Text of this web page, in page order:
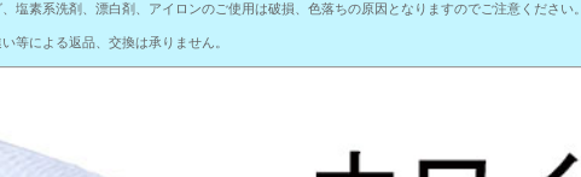
塩素系洗剤、漂白剤、アイロンのご使用は破損、色落ちの原因となりますのでご注意ください。
等による返品、交換は承りません。